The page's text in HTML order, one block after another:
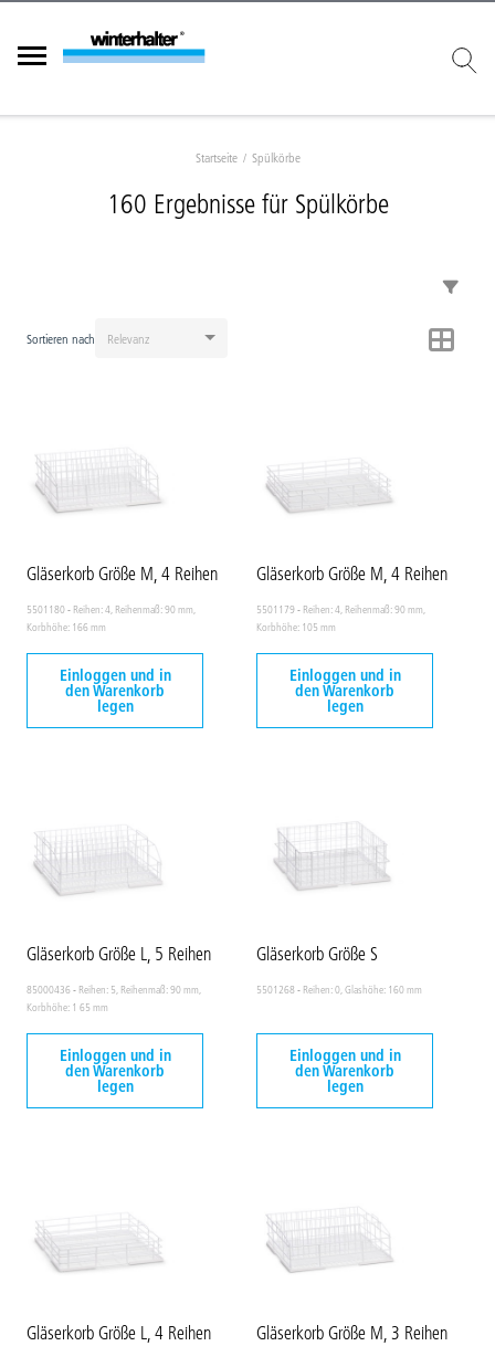
Startseite Spülkörbe
160 Ergebnisse für Spülkörbe
Sortieren nach Relevanz
Gläserkorb Größe M, 4 Reihen
5501180 - Reihen: 4, Reihenmaß: 90 mm,
Korbhöhe: 166 mm
Einloggen und in
den Warenkorb
legen
Gläserkorb Größe M, 4 Reihen
5501179 - Reihen: 4, Reihenmaß: 90 mm,
Korbhöhe: 105 mm
Einloggen und in
den Warenkorb
legen
Gläserkorb Größe L, 5 Reihen
85000436 - Reihen: 5, Reihenmaß: 90 mm,
Korbhöhe: 1 65 mm
Einloggen und in
den Warenkorb
legen
Gläserkorb Größe S
5501268 - Reihen: 0, Glashöhe: 160 mm
Einloggen und in
den Warenkorb
legen
Gläserkorb Größe L, 4 Reihen Gläserkorb Größe M, 3 Reihen